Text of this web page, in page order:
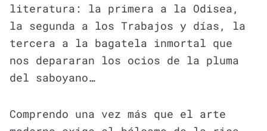
literatura: la primera a la Odisea,
la segunda a los Trabajos y días, la
tercera a la bagatela inmortal que
nos depararan los ocios de la pluma
del saboyano…
Comprendo una vez más que el arte